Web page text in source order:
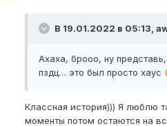
В 19.01.2022 в 05:13,
Ахаха, брооо, ну
пздц… это был просто хаус
Классная история))) Я люблю
моменты потом остаются на